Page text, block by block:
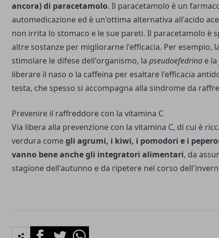
ancora) di paracetamolo. Il paracetamolo è un
automedicazione ed è un'ottima alternativa all'acido
non irrita lo stomaco e le sue pareti. Il paracetamolo è
altre sostanze per migliorarne l'efficacia. Per esempio,
stimolare le difese dell'organismo, la pseudoefedrina e la
liberare il naso o la caffeina per esaltare l'efficacia
testa, che spesso si accompagna alla sindrome da
Prevenire il raffreddore con la vitamina C
Via libera alla prevenzione con la vitamina C, di cui è
verdura comegli agrumi, i kiwi, i pomodori e i
vanno bene anche gli integratori alimentari, da
stagione dell'autunno e da ripetere nel corso
FacebookTwitterWhatsapp